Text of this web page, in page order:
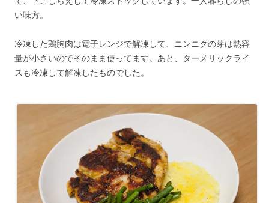
い味方。
冷凍した鶏胸肉は電子レンジで解凍して、ニンニクの芽は熱容
量が小さいのでそのまま使ってます。あと、ターメリックライ
スも冷凍して解凍したものでした。